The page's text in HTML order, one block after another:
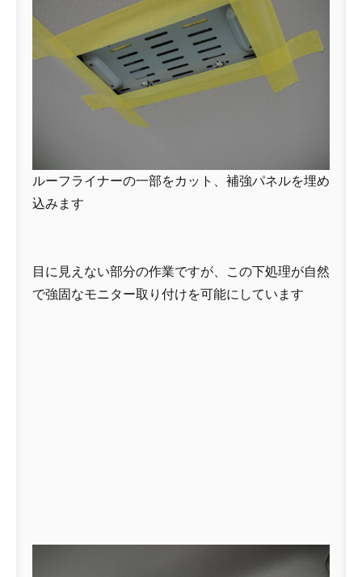
ルーフライナーの一部をカット、補強パネルを埋め
込みます
目に見えない部分の作業ですが、この下処理が自然
で強固なモニター取り付けを可能にしています